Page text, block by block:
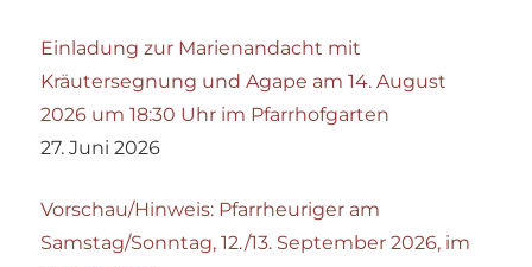
Einladung zur Marienandacht mit
Kräutersegnung und Agape am 14. August
2026 um 18:30 Uhr im Pfarrhofgarten
27. Juni 2026
Vorschau/Hinweis: Pfarrheuriger am
Samstag/Sonntag, 12./13. September 2026, im